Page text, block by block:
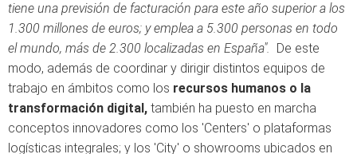
tiene una previsión de facturación para este año superior a los
1.300 millones de euros; y emplea a 5.300 personas en todo
el mundo, más de 2.300 localizadas en España". De este
modo, además de coordinar y dirigir distintos equipos de
trabajo en ámbitos como los recursos humanos o la
transformación digital, también ha puesto en marcha
conceptos innovadores como los 'Centers' o plataformas
logísticas integrales; y los 'City' o showrooms ubicados en